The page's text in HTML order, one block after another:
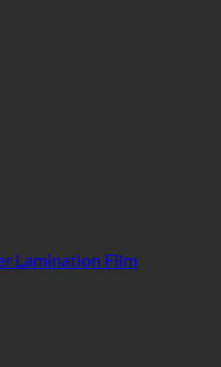
Lamination Film